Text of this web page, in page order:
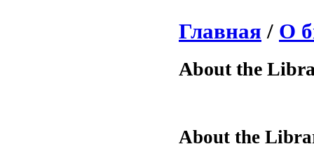
Главная / О
About the
About the